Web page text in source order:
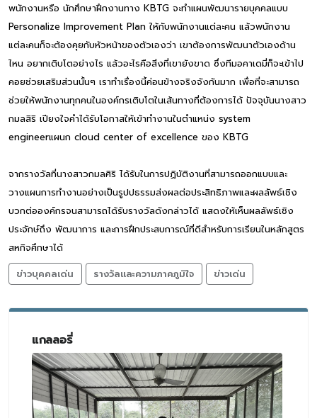
พนักงานหรือ นักศึกษาฝึกงานทาง KBTG จะทำแผนพัฒนารายบุคคลแบบ
Personalize Improvement Plan ให้กับพนักงานแต่ละคน แล้วพนักงาน
แต่ละคนก็จะต้องคุยกับหัวหน้าของตัวเองว่า เขาต้องการพัฒนาตัวเองด้าน
ไหน อยากเติบโตอย่างไร แล้วอะไรคือสิ่งที่เขายังขาด ซึ่งทีมอคาเดมี่ก็จะเข้าไป
คอยช่วยเสริมส่วนนั้นๆ เราทำเรื่องนี้ค่อนข้างจริงจังกันมาก เพื่อที่จะสามารถ
ช่วยให้พนักงานทุกคนในองค์กรเติบโตในเส้นทางที่ต้องการได้ ปัจจุบันนางสาว
กมลสิริ เปียงใจคำได้รับโอกาสให้เข้าทำงานในตำแหน่ง system
engineerแผนก cloud center of excellence ของ KBTG
จากรางวัลที่นางสาวกมลศิริ ได้รับในการปฏิบัติงานที่สามารถออกแบบและ
วางแผนการทำงานอย่างเป็นรูปปธรรมส่งผลต่อประสิทธิภาพและผลลัพธ์เชิง
บวกต่อองค์กรจนสามารถได้รับรางวัลดังกล่าวได้ แสดงให้เห็นผลลัพธ์เชิง
ประจักษ์ถึง พัฒนาการ และการฝึกประสบการณ์ที่ดีสำหรับการเรียนในหลักสูตร
สหกิจศึกษาได้
ข่าวบุคคลเด่น
รางวัลและความภาคภูมิใจ ข่าวเด่น
แกลลอรี่